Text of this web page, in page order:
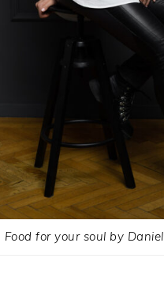
Food for your soul by